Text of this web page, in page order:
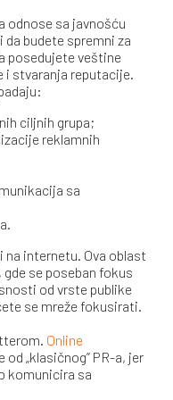
odnose sa javnošću
budete spremni za
posedujete veštine
i stvaranja reputacije.
ciljnih grupa;
reklamnih
sa
internetu. Ova oblast
se poseban fokus
od vrste publike
se mreže fokusirati.
Online
„klasičnog” PR-a, jer
komunicira sa